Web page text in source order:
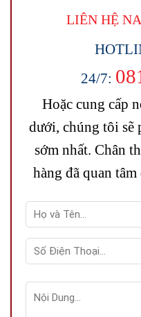
LIÊN HỆ
24/7:
Hoặc cung cấp
dưới, chúng tôi sẽ
sớm nhất. Chân
hàng đã quan